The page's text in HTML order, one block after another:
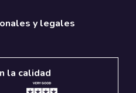
y legales
la calidad